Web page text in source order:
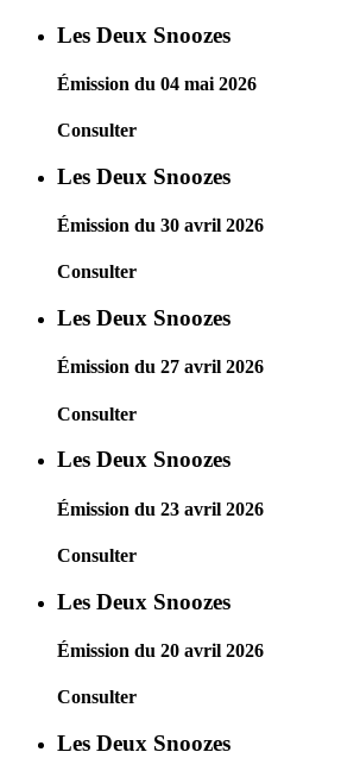
Les Deux Snoozes
Émission du 04 mai 2026
Consulter
Les Deux Snoozes
Émission du 30 avril 2026
Consulter
Les Deux Snoozes
Émission du 27 avril 2026
Consulter
Les Deux Snoozes
Émission du 23 avril 2026
Consulter
Les Deux Snoozes
Émission du 20 avril 2026
Consulter
Les Deux Snoozes